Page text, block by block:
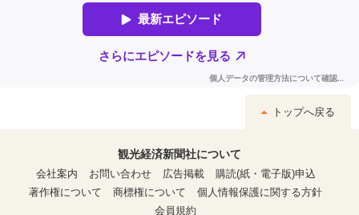
トップへ戻る
観光経済新聞社について
会社案内
お問い合わせ 広告掲載
購読(紙・電子版)申込
著作権について
商標権について
個人情報保護に関する方針
会員規約